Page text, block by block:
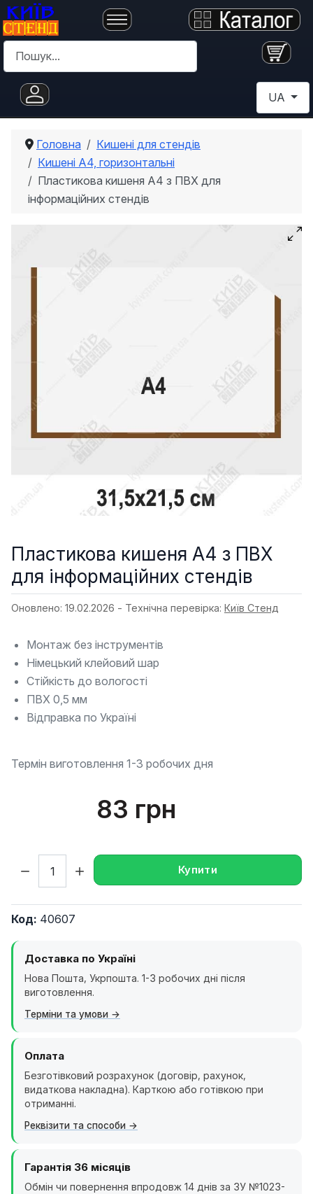
Пошук
Оберіть
UA
Головна
Кишені для стендів
Кишені А4, горизонтальні
Пластикова кишеня A4 з ПВХ для
інформаційних стендів
Пластикова кишеня A4 з ПВХ
для інформаційних стендів
Оновлено: 19.02.2026 - Технічна перевірка: Київ Стенд
Монтаж без інструментів
Німецький клейовий шар
Стійкість до вологості
ПВХ 0,5 мм
Відправка по Україні
Термін виготовлення 1-3 робочих дня
83 грн
Купити
Код: 40607
Доставка по Україні
Нова Пошта, Укрпошта. 1-3 робочих дні після
виготовлення.
Терміни та умови
Оплата
Безготівковий розрахунок (договір, рахунок,
видаткова накладна). Карткою або готівкою при
отриманні.
Реквізити та способи
Гарантія 36 місяців
Обмін чи повернення впродовж 14 днів за ЗУ №1023-